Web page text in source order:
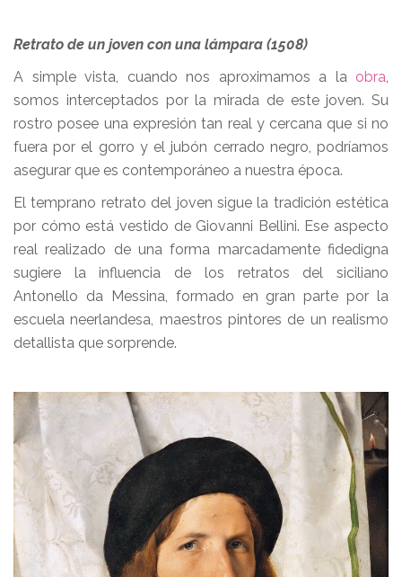
Retrato de un joven con una lámpara (1508)
A simple vista, cuando nos aproximamos a la obra
somos interceptados por la mirada de este joven. Su
rostro posee una expresión tan real y cercana que si no
fuera por el gorro y el jubón cerrado negro, podríamos
asegurar que es contemporáneo a nuestra época.
El temprano retrato del joven sigue la tradición estética
por cómo está vestido de Giovanni Bellini. Ese aspecto
real realizado de una forma marcadamente fidedigna
sugiere la influencia de los retratos del siciliano
Antonello da Messina, formado en gran parte por la
escuela neerlandesa, maestros pintores de un realismo
detallista que sorprende.